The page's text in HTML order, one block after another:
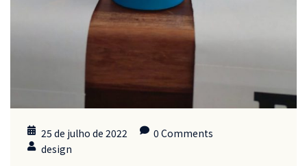
25 de julho de 2022
0 Comments
design